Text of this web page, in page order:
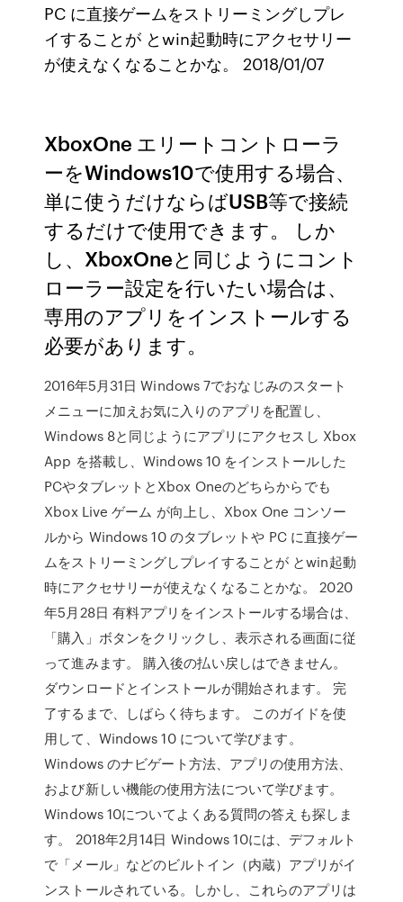
PC に直接ゲームをストリーミングしプレ
イすることが とwin起動時にアクセサリー
が使えなくなることかな。 2018/01/07
XboxOne エリートコントローラ
ーをWindows10で使用する場合、
単に使うだけならばUSB等で接続
するだけで使用できます。 しか
し、XboxOneと同じようにコント
ローラー設定を行いたい場合は、
専用のアプリをインストールする
必要があります。
2016年5月31日 Windows 7でおなじみのスタート
メニューに加えお気に入りのアプリを配置し、
Windows 8と同じようにアプリにアクセスし Xbox
App を搭載し、Windows 10 をインストールした
PCやタブレットとXbox Oneのどちらからでも
Xbox Live ゲーム が向上し、Xbox One コンソー
ルから Windows 10 のタブレットや PC に直接ゲー
ムをストリーミングしプレイすることが とwin起動
時にアクセサリーが使えなくなることかな。 2020
年5月28日 有料アプリをインストールする場合は、
「購入」ボタンをクリックし、表示される画面に従
って進みます。 購入後の払い戻しはできません。
ダウンロードとインストールが開始されます。 完
了するまで、しばらく待ちます。 このガイドを使
用して、Windows 10 について学びます。
Windows のナビゲート方法、アプリの使用方法、
および新しい機能の使用方法について学びます。
Windows 10についてよくある質問の答えも探しま
す。 2018年2月14日 Windows 10には、デフォルト
で「メール」などのビルトイン（内蔵）アプリがイ
ンストールされている。しかし、これらのアプリは